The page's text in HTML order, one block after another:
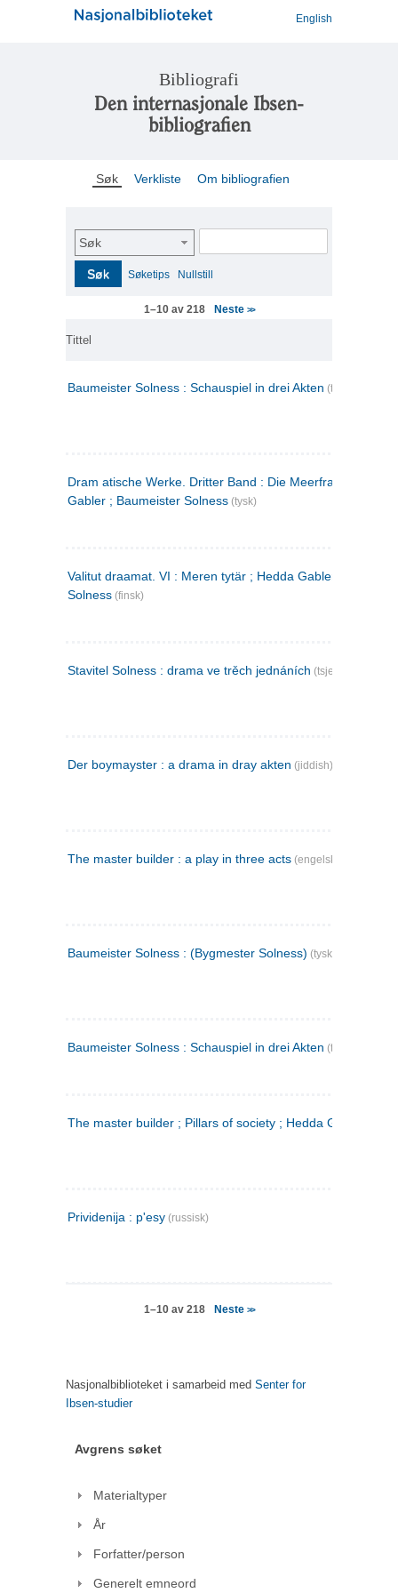
English
Bibliografi
Den internasjonale Ibsen-
bibliografien
Søk Verkliste Om bibliografien
Søk
Søk Søketips Nullstill
1–10 av 218 Neste >>
Tittel
Baumeister Solness : Schauspiel in drei Akten (tysk)
Dram atische Werke. Dritter Band : Die Meerfrau ; Hedda
Gabler ; Baumeister Solness (tysk)
Valitut draamat. VI : Meren tytär ; Hedda Gabler ;
Solness (finsk)
Stavitel Solness : drama ve trěch jednáních (tsjekkisk)
Der boymayster : a drama in dray akten (jiddish)
The master builder : a play in three acts (engelsk)
Baumeister Solness : (Bygmester Solness) (tysk)
Baumeister Solness : Schauspiel in drei Akten (tysk)
The master builder ; Pillars of society ; Hedda Gabler
Prividenija : p'esy (russisk)
1–10 av 218 Neste >>
Nasjonalbiblioteket i samarbeid med Senter for
Ibsen-studier
Avgrens søket
Materialtyper
År
Forfatter/person
Generelt emneord